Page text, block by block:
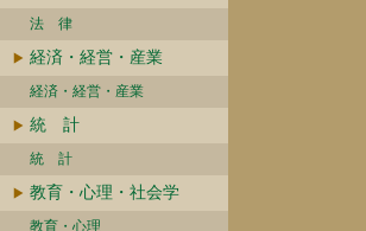
法 律
経済・経営・産業
経済・経営・産業
統 計
統 計
教育・心理・社会学
教育・心理